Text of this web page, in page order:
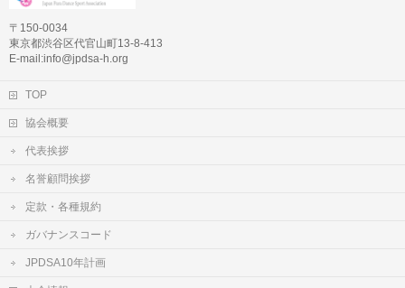
〒150-0034
東京都渋谷区代官山町13-8-413
E-mail:info@jpdsa-h.org
TOP
協会概要
代表挨拶
名誉顧問挨拶
定款・各種規約
ガバナンスコード
JPDSA10年計画